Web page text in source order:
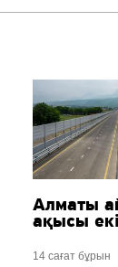
Алматы
ақысы
14 сағат бұрын